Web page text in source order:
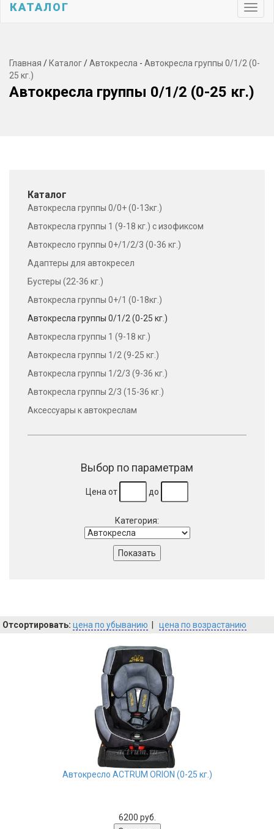
КАТАЛОГ
Главная / Каталог/Автокресла - Автокресла группы 0/1/2 (0-
25 кг.)
Автокресла группы 0/1/2 (0-25 кг.)
Каталог
Автокресла группы 0/0+ (0-13кг.)
Автокресла группы 1 (9-18 кг.) с изофиксом
Автокресло группы 0+/1/2/3 (0-36 кг.)
Адаптеры для автокресел
Бустеры (22-36 кг.)
Автокресла группы 0+/1 (0-18кг.)
Автокресла группы 0/1/2 (0-25 кг.)
Автокресла группы 1 (9-18 кг.)
Автокресла группы 1/2 (9-25 кг.)
Автокресла группы 1/2/3 (9-36 кг.)
Автокресла группы 2/3 (15-36 кг.)
Аксессуары к автокреслам
Выбор по параметрам
Цена от до
Категория:
Отсортировать: цена по убыванию цена по возрастанию
Автокресло ACTRUM ORION (0-25 кг.)
6200 руб.